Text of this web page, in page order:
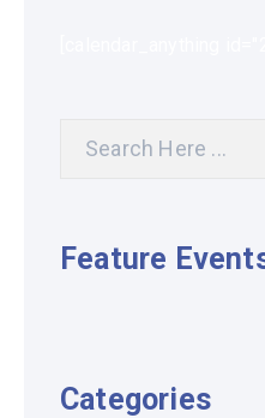
Feature
Categories